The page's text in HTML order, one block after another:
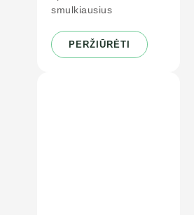
smulkiausius
PERŽIŪRĖTI